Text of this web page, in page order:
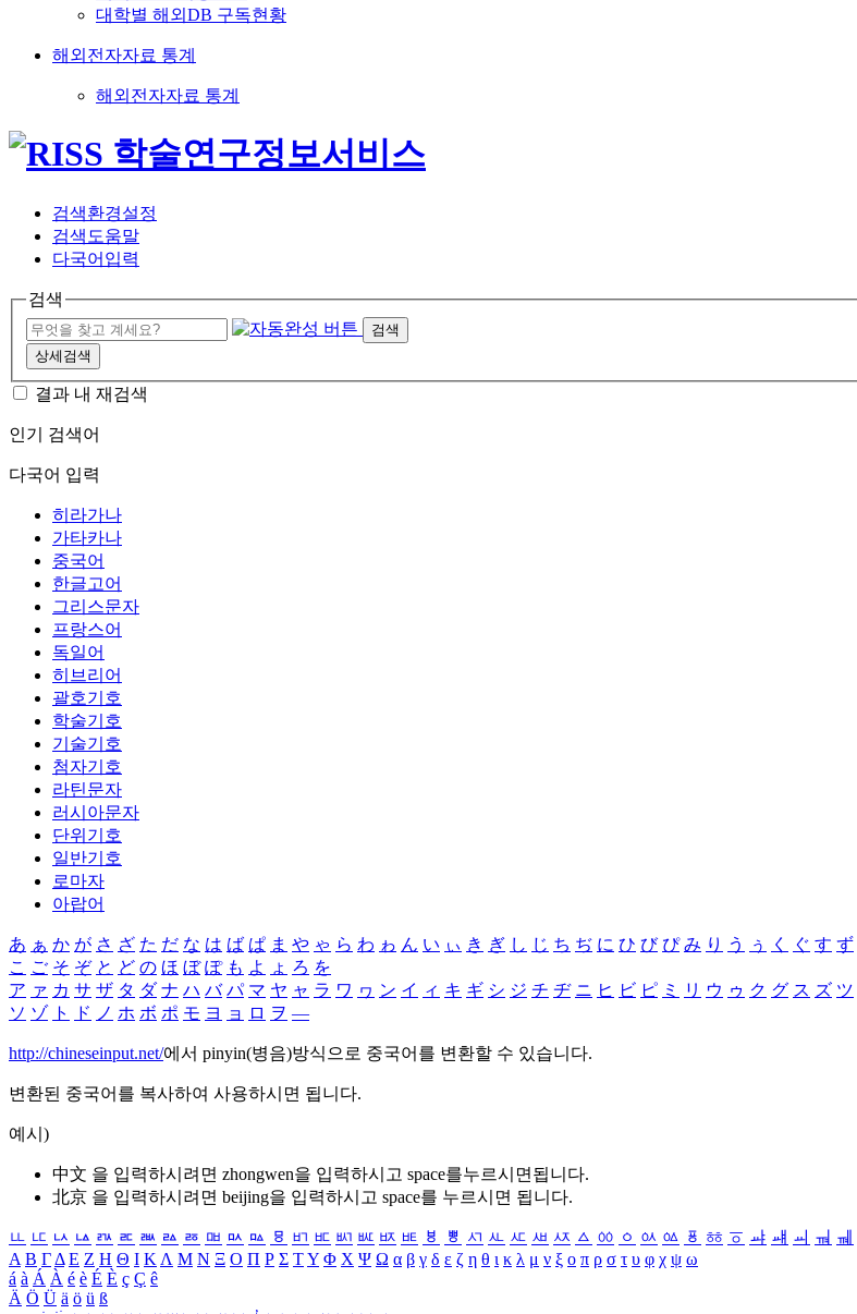
대학별 해외DB 구독현황
해외전자자료 통계
해외전자자료 통계
검색환경설정
검색도움말
다국어입력
검색
검색
상세검색
결과 내 재검색
인기 검색어
다국어 입력
히라가나
가타카나
중국어
한글고어
그리스문자
프랑스어
독일어
히브리어
괄호기호
학술기호
기술기호
첨자기호
라틴문자
러시아문자
단위기호
일반기호
로마자
아랍어
あ ぁ か が さ ざ た だ な は ば ぱ ま や ゃ ら わ ゎ ん い ぃ き ぎ し じ ち ぢ に ひ び ぴ み り う ぅ く ぐ す ず
こ ご そ ぞ と ど の ほ ぼ ぽ も よ ょ ろ を
ア ァ カ サ ザ タ ダ ナ ハ バ パ マ ヤ ャ ラ ワ ヮ ン イ ィ キ ギ シ ジ チ ヂ ニ ヒ ビ ピ ミ リ ウ ゥ ク グ ス ズ ツ
ソ ゾ ト ド ノ ホ ボ ポ モ ヨ ョ ロ ヲ ―
http://chineseinput.net/에서 pinyin(병음)방식으로 중국어를 변환할 수 있습니다.
변환된 중국어를 복사하여 사용하시면 됩니다.
예시)
中文 을 입력하시려면 zhongwen을 입력하시고 space를누르시면됩니다.
北京 을 입력하시려면 beijing을 입력하시고 space를 누르시면 됩니다.
ㅥ ㅦ ㅧ ㅨ ㅩ ㅪ ㅫ ㅬ ㅭ ㅮ ㅯ ㅰ ㅱ ㅲ ㅳ ㅴ ㅵ ㅶ ㅷ ㅸ ㅹ ㅺ ㅻ ㅼ ㅽ ㅾ ㅿ ㆀ ㆁ ㆂ ㆃ ㆄ ㆅ ㆆ ㆇ ㆈ ㆉ ㆊ ㆋ
Α Β ΓΔ Ε Ζ Η Θ Ι ΚΛ Μ Ν Ξ Ο Π Ρ Σ ΤΥ Φ Χ Ψ Ω α β γ δ ε ζ η θ ι κ λ μ ν ξ ο π ρ σ τ υ φ χ ψ ω
á à Á À é è É È ç Ç ê
Ä Ö Ü ä ö ü ß